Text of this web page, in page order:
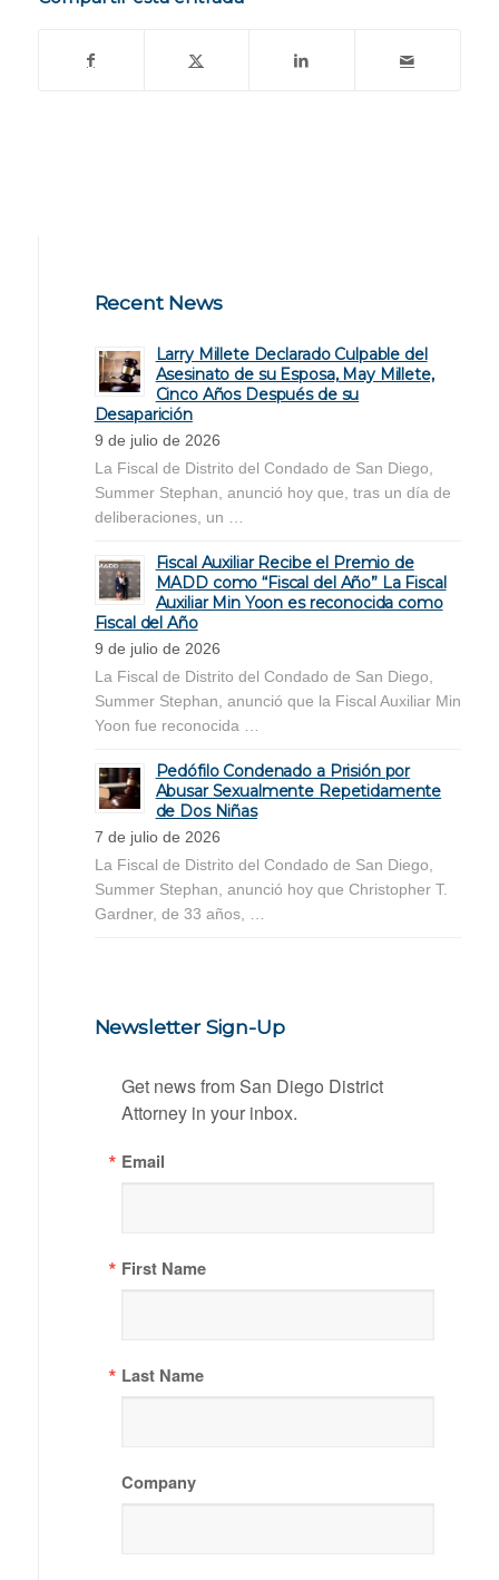
Recent News
Larry Millete Declarado Culpable del
Asesinato de su Esposa, May Millete,
Cinco Años Después de su
Desaparición
9 de julio de 2026
La Fiscal de Distrito del Condado de San Diego,
Summer Stephan, anunció hoy que, tras un día de
deliberaciones, un …
Fiscal Auxiliar Recibe el Premio de
MADD como “Fiscal del Año” La Fiscal
Auxiliar Min Yoon es reconocida como
Fiscal del Año
9 de julio de 2026
La Fiscal de Distrito del Condado de San Diego,
Summer Stephan, anunció que la Fiscal Auxiliar Min
Yoon fue reconocida …
Pedófilo Condenado a Prisión por
Abusar Sexualmente Repetidamente
de Dos Niñas
7 de julio de 2026
La Fiscal de Distrito del Condado de San Diego,
Summer Stephan, anunció hoy que Christopher T.
Gardner, de 33 años, …
Newsletter Sign-Up
Get news from San Diego District
Attorney in your inbox.
Email
First Name
Last Name
Company